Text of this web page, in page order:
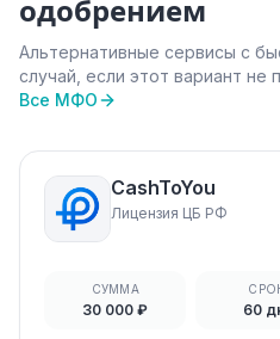
одобрением
Альтернативные сервисы с
случай, если этот вариант не
Все МФО
CashToYou
Лицензия ЦБ РФ
СУММА
30 000 ₽ 60